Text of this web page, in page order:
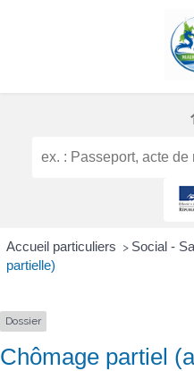
Accueil particuliers > Social -
partielle)
Dossier
Chômage partiel